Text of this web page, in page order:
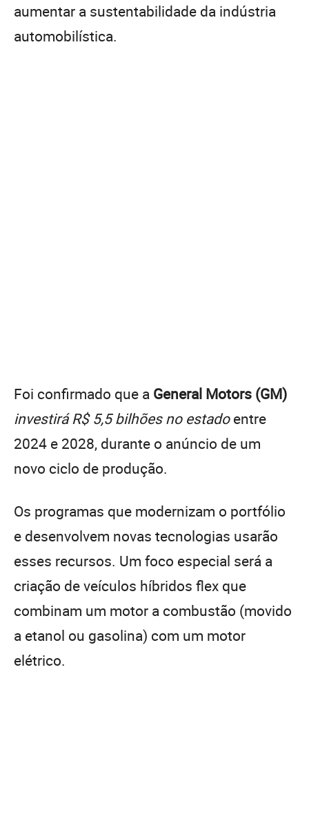
aumentar a sustentabilidade da indústria
automobilística.
Foi confirmado que a General Motors (GM)
investirá R$ 5,5 bilhões no estadoentre
2024 e 2028, durante o anúncio de um
novo ciclo de produção.
Os programas que modernizam o portfólio
e desenvolvem novas tecnologias usarão
esses recursos. Um foco especial será a
criação de veículos híbridos flex que
combinam um motor a combustão (movido
a etanol ou gasolina) com um motor
elétrico.